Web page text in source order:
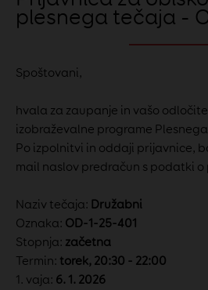
plesnega tečaja -
Spoštovani,
hvala za zaupanje in vašo
izobraževalne programe
Po izpolnitvi in oddaji prijavnice,
mail naslov predračun s podatki o
Naziv tečaja: Družabni
Oznaka: OD-1-25-401
Stopnja: začetna
Termin: torek, 20:30 - 22:00
1. vaja: 6. 1. 2026